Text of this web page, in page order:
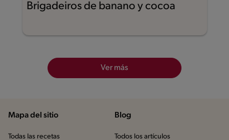
Brigadeiros de banano y cocoa
Ver más
Mapa del sitio
Todas las recetas
Blog
Todos los artículos